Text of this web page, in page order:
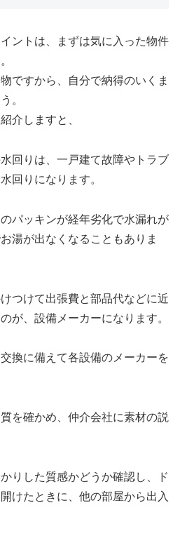
ントは、まずは気に入った物件
ですから、自分で納得のいくま
。
介しますと、
回りは、一戸建て故障やトラブ
回りになります。
パッキンが経年劣化で水漏れが
湯が出なくなることもありま
つけて出張費と部品代などに近
が、設備メーカーになります。
換に備えて各設備のメーカーを
を確かめ、仲介会社に素材の説
りした質感かどうか確認し、ド
けたときに、他の部屋から出入